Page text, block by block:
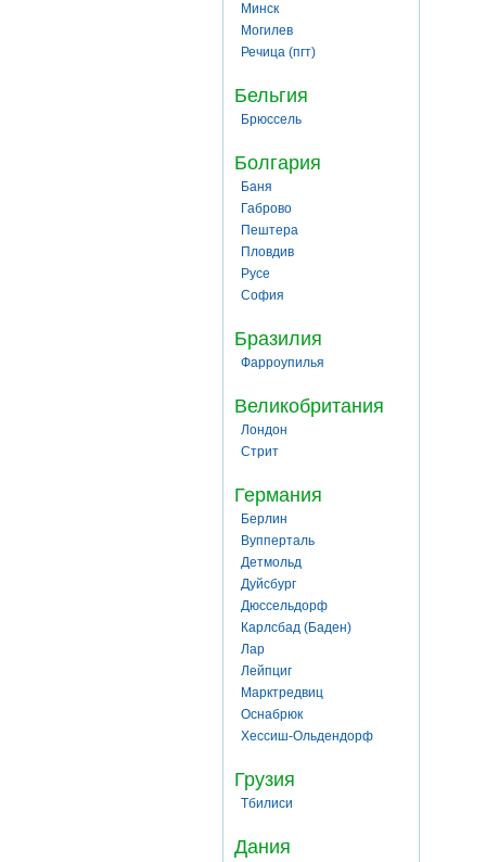
Минск
Могилев
Речица (пгт)
Бельгия
Брюссель
Болгария
Баня
Габрово
Пештера
Пловдив
Русе
София
Бразилия
Фарроупилья
Великобритания
Лондон
Стрит
Германия
Берлин
Вупперталь
Детмольд
Дуйсбург
Дюссельдорф
Карлсбад (Баден)
Лар
Лейпциг
Марктредвиц
Оснабрюк
Хессиш-Ольдендорф
Грузия
Тбилиси
Дания